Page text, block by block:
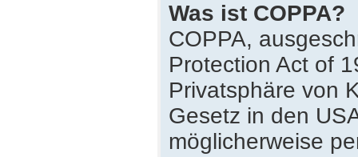
Was ist COPPA?
COPPA,
Protection Act of
Privatsphäre von
Gesetz in den
möglicherweise